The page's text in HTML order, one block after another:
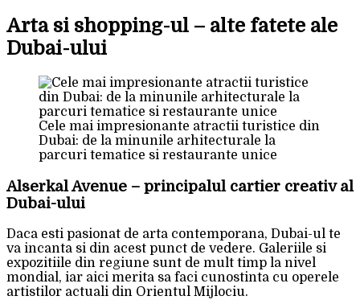
Arta si shopping-ul – alte fatete ale
Dubai-ului
Cele mai impresionante atractii turistice din
Dubai: de la minunile arhitecturale la
parcuri tematice si restaurante unice
Alserkal Avenue – principalul cartier creativ al
Dubai-ului
Daca esti pasionat de arta contemporana, Dubai-ul te
va incanta si din acest punct de vedere. Galeriile si
expozitiile din regiune sunt de mult timp la nivel
mondial, iar aici merita sa faci cunostinta cu operele
artistilor actuali din Orientul Mijlociu.